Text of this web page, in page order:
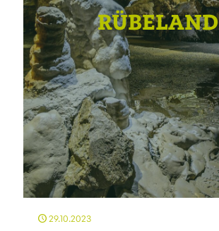
RÜBELAND
29.10.2023